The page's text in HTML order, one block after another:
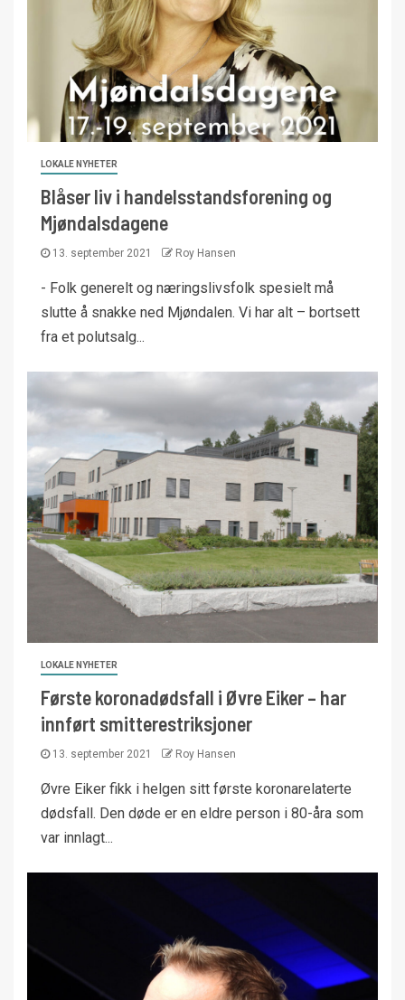
LOKALE NYHETER
Blåser liv i handelsstandsforening og
Mjøndalsdagene
13. september 2021 Roy Hansen
- Folk generelt og næringslivsfolk spesielt må
slutte å snakke ned Mjøndalen. Vi har alt – bortsett
fra et polutsalg...
LOKALE NYHETER
Første koronadødsfall i Øvre Eiker – har
innført smitterestriksjoner
13. september 2021 Roy Hansen
Øvre Eiker fikk i helgen sitt første koronarelaterte
dødsfall. Den døde er en eldre person i 80-åra som
var innlagt...